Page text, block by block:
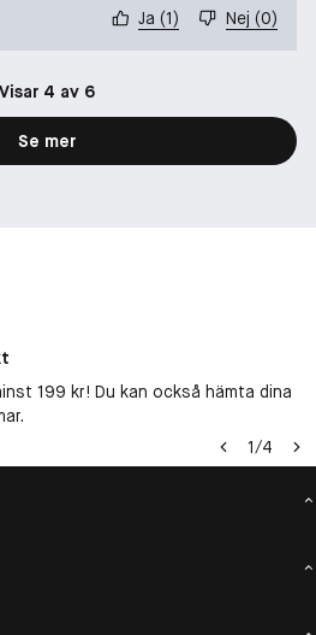
Ja (1) Nej (0)
Visar 4 av 6
Se mer
199 kr! Du kan också hämta dina
1/4